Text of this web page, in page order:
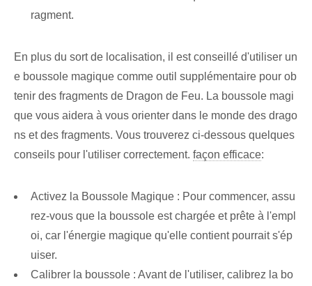
ragment.
En plus du sort de localisation, il est conseillé d'utiliser un
e boussole magique comme outil supplémentaire pour ob
tenir des fragments de Dragon de Feu. La boussole magi
que vous aidera à vous orienter dans le monde des drago
ns et des fragments. Vous trouverez ci-dessous quelques
conseils pour l'utiliser correctement. façon efficace:
Activez la Boussole Magique : Pour commencer, assu
rez-vous que la boussole est chargée et prête à l'empl
oi, car l'énergie magique qu'elle contient pourrait s'ép
uiser.
Calibrer la boussole : Avant de l'utiliser, calibrez la bo